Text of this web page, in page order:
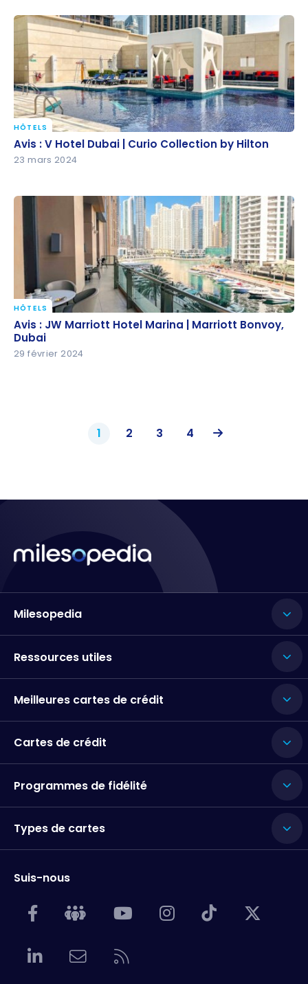
Avis : V Hotel Dubai | Curio Collection by Hilton
HÔTELS
Avis : V Hotel Dubai | Curio Collection by Hilton
23 mars 2024
Avis : JW Marriott Hotel Marina | Marriott Bonvoy,
Dubai
HÔTELS
Avis : JW Marriott Hotel Marina | Marriott Bonvoy,
Dubai
29 février 2024
1 2 3 4
Milesopedia
Ressources utiles
Meilleures cartes de crédit
Cartes de crédit
Programmes de fidélité
Types de cartes
Suis-nous